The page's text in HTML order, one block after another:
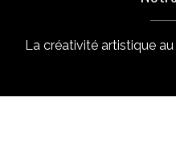
La créativité artistique